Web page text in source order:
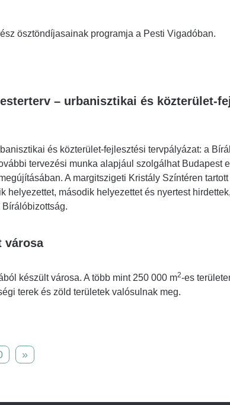
ösztöndíjasainak programja a Pesti Vigadóban.
– urbanisztikai és közterület-
és közterület-fejlesztési tervpályázat: a
tervezési munka alapjául szolgálhat Budapest
A margitszigeti Kristály Színtéren tartott
helyezettet, második helyezettet és nyertest
városa
készült városa. A több mint 250 000 m2-es
terek és zöld területek valósulnak meg.
»